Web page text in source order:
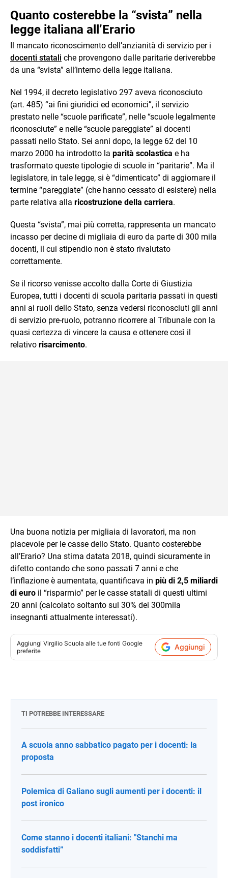
Quanto costerebbe la “svista” nella
legge italiana all’Erario
Il mancato riconoscimento dell’anzianità di servizio per i
docenti statali che provengono dalle paritarie deriverebbe
da una “svista” all’interno della legge italiana.
Nel 1994, il decreto legislativo 297 aveva riconosciuto
(art. 485) “ai fini giuridici ed economici”, il servizio
prestato nelle “scuole parificate”, nelle “scuole legalmente
riconosciute” e nelle “scuole pareggiate” ai docenti
passati nello Stato. Sei anni dopo, la legge 62 del 10
marzo 2000 ha introdotto la parità scolastica e ha
trasformato queste tipologie di scuole in “paritarie”. Ma il
legislatore, in tale legge, si è “dimenticato” di aggiornare il
termine “pareggiate” (che hanno cessato di esistere) nella
parte relativa alla ricostruzione della carriera.
Questa “svista”, mai più corretta, rappresenta un mancato
incasso per decine di migliaia di euro da parte di 300 mila
docenti, il cui stipendio non è stato rivalutato
correttamente.
Se il ricorso venisse accolto dalla Corte di Giustizia
Europea, tutti i docenti di scuola paritaria passati in questi
anni ai ruoli dello Stato, senza vedersi riconosciuti gli anni
di servizio pre-ruolo, potranno ricorrere al Tribunale con la
quasi certezza di vincere la causa e ottenere così il
relativo risarcimento.
Una buona notizia per migliaia di lavoratori, ma non
piacevole per le casse dello Stato. Quanto costerebbe
all’Erario? Una stima datata 2018, quindi sicuramente in
difetto contando che sono passati 7 anni e che
l’inflazione è aumentata, quantificava in più di 2,5 miliardi
di euro il “risparmio” per le casse statali di questi ultimi
20 anni (calcolato soltanto sul 30% dei 300mila
insegnanti attualmente interessati).
Aggiungi Virgilio Scuola alle tue fonti Google
preferite
Aggiungi
TI POTREBBE INTERESSARE
A scuola anno sabbatico pagato per i docenti: la
proposta
Polemica di Galiano sugli aumenti per i docenti: il
post ironico
Come stanno i docenti italiani: "Stanchi ma
soddisfatti”